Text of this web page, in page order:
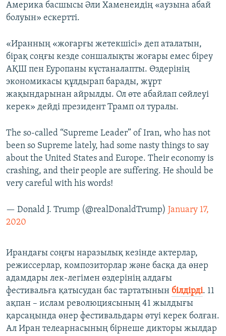
Америка басшысы Әли Хаменеидің «аузына абай
болуын» ескертті.
«Иранның «жоғарғы жетекшісі» деп аталатын,
бірақ соңғы кезде соншалықты жоғары емес біреу
АҚШ пен Еуропаны күстаналапты. ­Өздерінің
экономикасы құлдырап барады, жұрт
жақындарынан айрылды. Ол өте абайлап сөйлеуі
керек» дейді президент Трамп ол туралы.
The so-called “Supreme Leader” of Iran, who has not
been so Supreme lately, had some nasty things to say
about the United States and Europe. Their economy is
crashing, and their people are suffering. He should be
very careful with his words!
— Donald J. Trump (@realDonaldTrump) January 17,
2020
Ирандағы соңғы наразылық кезінде актерлар,
режиссерлар, композиторлар және басқа да өнер
адамдары лек-легімен өздерінің алдағы
фестивальға қатысудан бас тартатынын білдірді. 11
ақпан – ислам революциясының 41 жылдығы
қарсаңында өнер фестивальдары өтуі керек болған.
Ал Иран телеарнасының бірнеше дикторы жылдар